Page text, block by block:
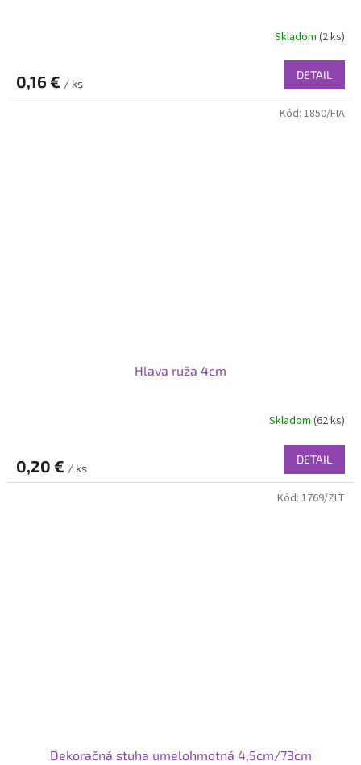
Skladom (2 ks)
0,16 € / ks
DETAIL
Hlava ruža 4cm
Skladom (62 ks)
0,20 € / ks
DETAIL
Kód: 1850/FIA
Dekoračná stuha umelohmotná 4,5cm/73cm
Kód: 1769/ZLT